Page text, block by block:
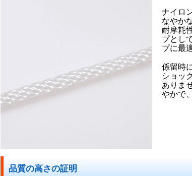
ナイロ
なやか
耐摩耗
プとし
プに最
係留時
ショッ
ありま
やかで
品質の高さの証明